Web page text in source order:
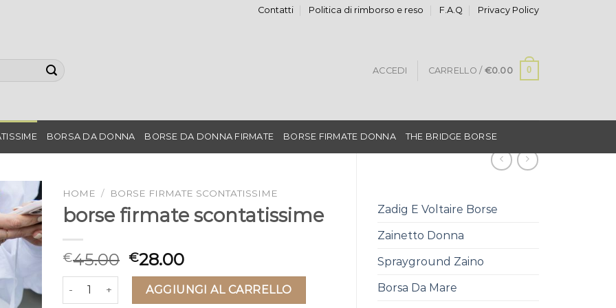
Contatti Politica di rimborso e reso F.A.Q Privacy Policy
ACCEDI CARRELLO / €0.00 0
BORSA DA DONNA BORSE DA DONNA FIRMATE BORSE FIRMATE DONNA THE BRIDGE BORSE
Zadig E Voltaire Borse
Zainetto Donna
Sprayground Zaino
Borsa Da Mare
HOME / BORSE FIRMATE SCONTATISSIME
borse firmate scontatissime
€45.00 €28.00
borse firmate scontatissime quantità
AGGIUNGI AL CARRELLO